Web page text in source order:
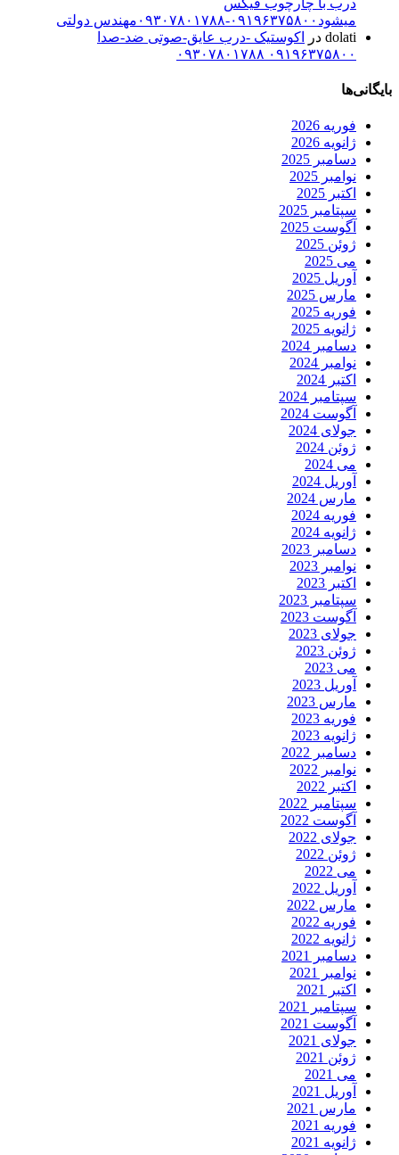
میشود۰۹۱۹۶۳۷۵۸۰۰-۰۹۳۰۷۸۰۱۷۸۸مهندس دولتی
dolati در
اکوستیک -درب عایق-صوتی ضد-صدا
۰۹۱۹۶۳۷۵۸۰۰ ۰۹۳۰۷۸۰۱۷۸۸
بایگانی‌ها
فوریه 2026
ژانویه 2026
دسامبر 2025
نوامبر 2025
اکتبر 2025
سپتامبر 2025
آگوست 2025
ژوئن 2025
می 2025
آوریل 2025
مارس 2025
فوریه 2025
ژانویه 2025
دسامبر 2024
نوامبر 2024
اکتبر 2024
سپتامبر 2024
آگوست 2024
جولای 2024
ژوئن 2024
می 2024
آوریل 2024
مارس 2024
فوریه 2024
ژانویه 2024
دسامبر 2023
نوامبر 2023
اکتبر 2023
سپتامبر 2023
آگوست 2023
جولای 2023
ژوئن 2023
می 2023
آوریل 2023
مارس 2023
فوریه 2023
ژانویه 2023
دسامبر 2022
نوامبر 2022
اکتبر 2022
سپتامبر 2022
آگوست 2022
جولای 2022
ژوئن 2022
می 2022
آوریل 2022
مارس 2022
فوریه 2022
ژانویه 2022
دسامبر 2021
نوامبر 2021
اکتبر 2021
سپتامبر 2021
آگوست 2021
جولای 2021
ژوئن 2021
می 2021
آوریل 2021
مارس 2021
فوریه 2021
ژانویه 2021